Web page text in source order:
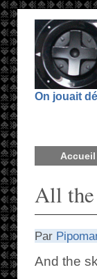
On jouait
Accueil
All the
Par
And the